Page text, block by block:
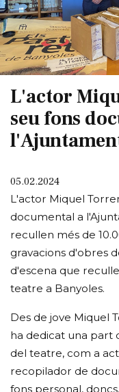
L'actor
seu fons
05.02.2024
L'actor Miquel
documental a
recullen més de
gravacions d'obres
d'escena que
teatre a Banyoles.
Des de jove Miquel
ha dedicat una part
del teatre, com a
recopilador de
fons personal,